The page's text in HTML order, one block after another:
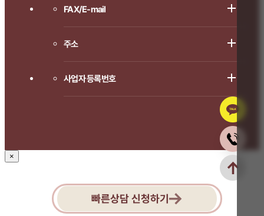
빠른상담 신청하기
FAX/E-mail
주소
사업자 등록번호
×
1666-8714로 연락주시면